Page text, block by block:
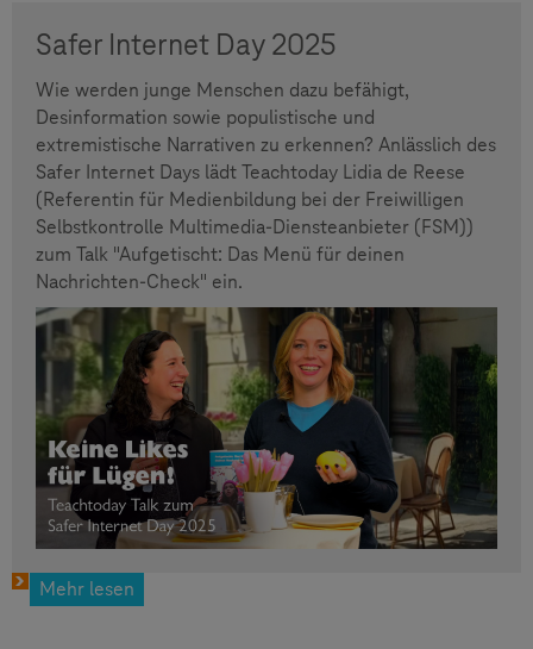
Safer Internet Day 2025
Wie werden junge Menschen dazu befähigt,
Desinformation sowie populistische und
extremistische Narrativen zu erkennen? Anlässlich des
Safer Internet Days lädt Teachtoday Lidia de Reese
(Referentin für Medienbildung bei der Freiwilligen
Selbstkontrolle Multimedia-Diensteanbieter (FSM))
zum Talk "Aufgetischt: Das Menü für deinen
Nachrichten-Check" ein.
Mehr lesen